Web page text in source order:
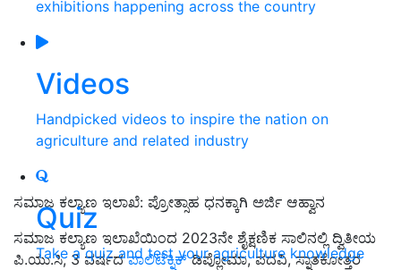
exhibitions happening across the country
Videos
Handpicked videos to inspire the nation on
agriculture and related industry
Quiz
Take a quiz and test your agriculture knowledge
ಸಮಾಜ ಕಲ್ಯಾಣ ಇಲಾಖೆ: ಪ್ರೋತ್ಸಾಹ ಧನಕ್ಕಾಗಿ ಅರ್ಜಿ ಆಹ್ವಾನ
ಸಮಾಜ ಕಲ್ಯಾಣ ಇಲಾಖೆಯಿಂದ 2023ನೇ ಶೈಕ್ಷಣಿಕ ಸಾಲಿನಲ್ಲಿ ದ್ವಿತೀಯ
ಪಿ.ಯು.ಸಿ, 3 ವರ್ಷದಪಾಲಿಟೆಕ್ನಿಕ್ಡಿಪ್ಲೋಮಾ, ಪದವಿ, ಸ್ನಾತಕೋತ್ತರ